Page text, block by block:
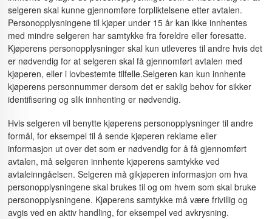
selgeren skal kunne gjennomføre forpliktelsene etter avtalen.
Personopplysningene til kjøper under 15 år kan ikke innhentes
med mindre selgeren har samtykke fra foreldre eller foresatte.
Kjøperens personopplysninger skal kun utleveres til andre hvis det
er nødvendig for at selgeren skal få gjennomført avtalen med
kjøperen, eller i lovbestemte tilfelle.Selgeren kan kun innhente
kjøperens personnummer dersom det er saklig behov for sikker
identifisering og slik innhenting er nødvendig.
Hvis selgeren vil benytte kjøperens personopplysninger til andre
formål, for eksempel til å sende kjøperen reklame eller
informasjon ut over det som er nødvendig for å få gjennomført
avtalen, må selgeren innhente kjøperens samtykke ved
avtaleinngåelsen. Selgeren må gikjøperen informasjon om hva
personopplysningene skal brukes til og om hvem som skal bruke
personopplysningene. Kjøperens samtykke må være frivillig og
avgis ved en aktiv handling, for eksempel ved avkrysning.